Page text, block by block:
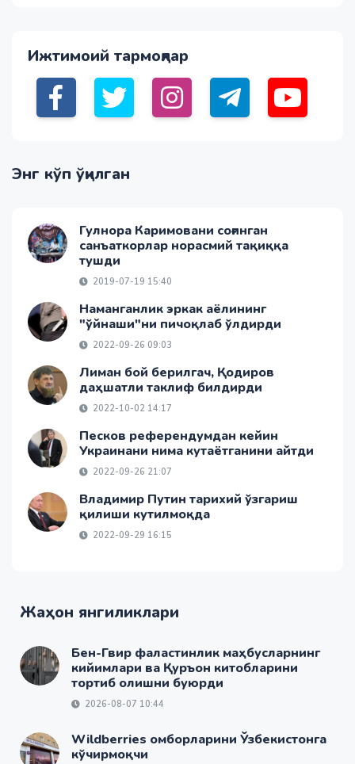
Ижтимоий тармоқлар
Энг кўп ўқилган
Гулнора Каримовани соғинган
санъаткорлар норасмий тақиққа
тушди
2019-07-19 15:40
Наманганлик эркак аёлининг
"ўйнаши"ни пичоқлаб ўлдирди
2022-09-26 09:03
Лиман бой берилгач, Қодиров
даҳшатли таклиф билдирди
2022-10-02 14:17
Песков референдумдан кейин
Украинани нима кутаётганини айтди
2022-09-26 21:07
Владимир Путин тарихий ўзгариш
қилиши кутилмоқда
2022-09-29 16:15
Жаҳон янгиликлари
Бен-Гвир фаластинлик маҳбусларнинг
кийимлари ва Қуръон китобларини
тортиб олишни буюрди
2026-08-07 10:44
Wildberries омборларини Ўзбекистонга
кўчирмоқчи